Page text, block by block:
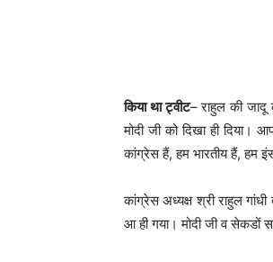
किया था ट्वीट– राहुल की जादू
मोदी जी को दिखा ही दिया।
कांग्रेस हैं, हम भारतीय हैं, हम
कांग्रेस अध्यक्ष श्री राहुल
आ ही गया। मोदी जी व सेकडों